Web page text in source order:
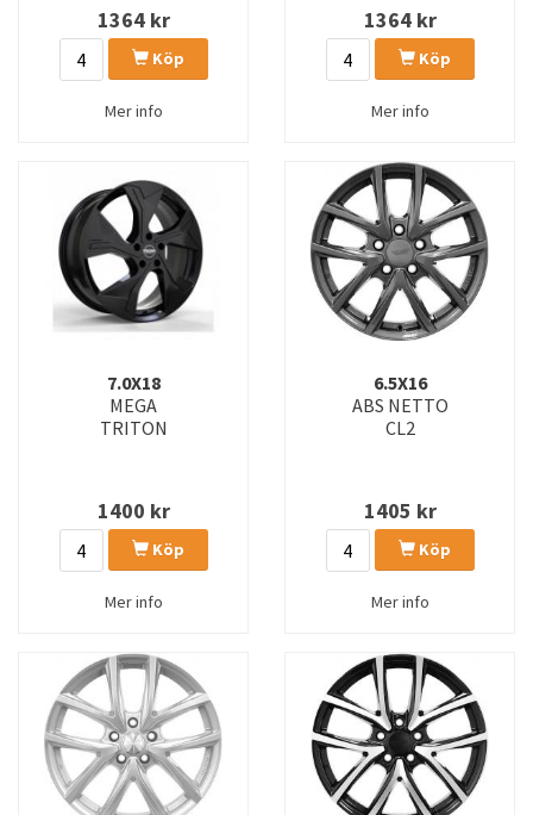
1364kr
Köp
Mer info
1364kr
Köp
Mer info
7.0X18
MEGA
TRITON
1400 kr
Köp
Mer info
6.5X16
ABS NETTO
CL2
1405 kr
Köp
Mer info